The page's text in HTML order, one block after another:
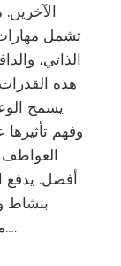
تشمل مهارات
الذاتي،
هذه
يسمح
وفهم
العواطف
أفضل. يدفع
بنشاط
مشاعر الآخرين، مما يعزز الروابط الأعمق.…